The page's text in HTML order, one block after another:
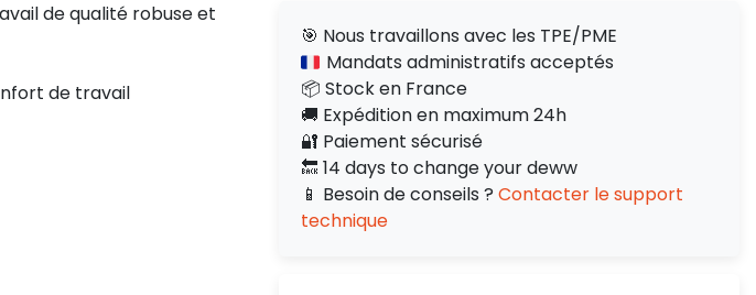
de qualité robuse et
de travail
🎯 Nous travaillons avec les TPE/PME
Mandats administratifs acceptés
📦 Stock en France
🚚 Expédition en maximum 24h
🔐 Paiement sécurisé
🔙 14 days to change your deww
📱 Besoin de conseils ? Contacter le support
technique